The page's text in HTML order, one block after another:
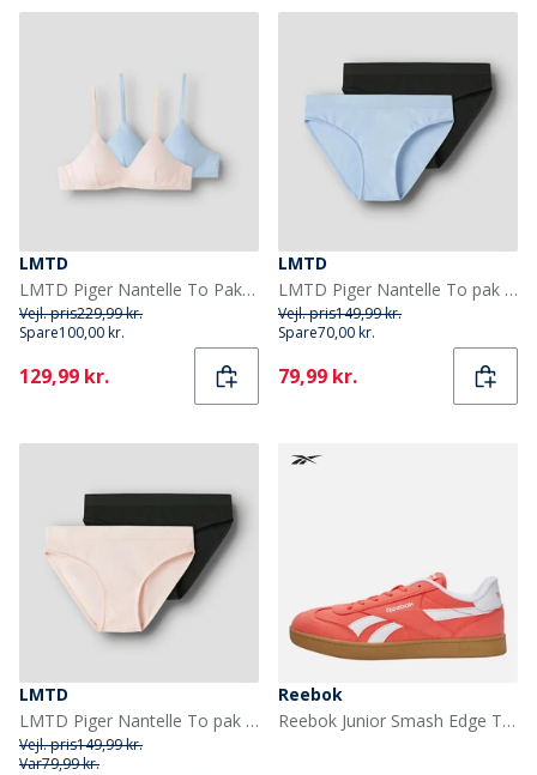
LMTD
LMTD Piger Nantelle To Pak Bralettes Crystal Pink
Vejl. pris229,99 kr.
Spare100,00 kr.
Current
129,99 kr.
LMTD
LMTD Piger Nantelle To pak trusser Windsurfer
Vejl. pris149,99 kr.
Spare70,00 kr.
Current
79,99 kr.
LMTD
LMTD Piger Nantelle To pak trusser Crystal Pink/Sort
Vejl. pris149,99 kr.
Var79,99 kr.
Reebok
Reebok Junior Smash Edge Træningssko Sunset Coral/Electric Amber/Gum